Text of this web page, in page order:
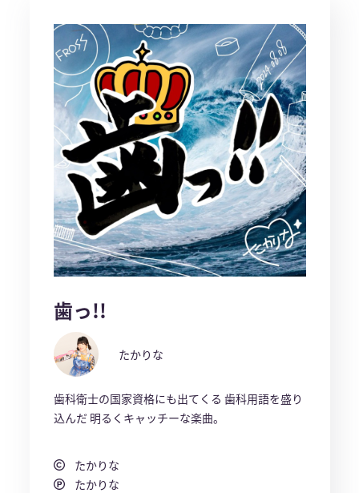
歯っ!!
たかりな
歯科衛士の国家資格にも出てくる 歯科用語を盛り
込んだ 明るくキャッチーな楽曲。
たかりな
たかりな